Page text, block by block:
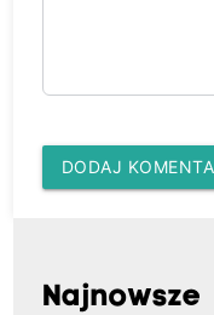
DODAJ
Najnowsze